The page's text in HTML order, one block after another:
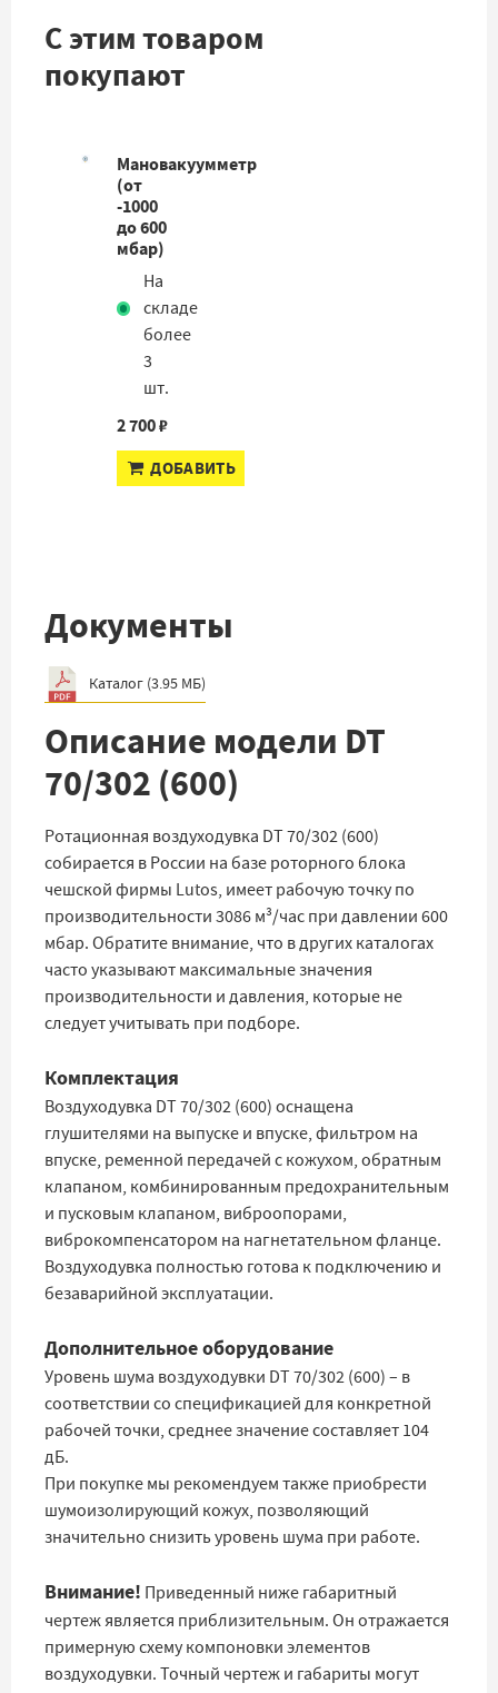
С этим товаром
покупают
Мановакуумметр
(от
-1000
до 600
мбар)
На
складе
более
3
шт.
2 700 ₽
ДОБАВИТЬ
Документы
Каталог (3.95 МБ)
Описание модели DT
70/302 (600)
Ротационная воздуходувка DT 70/302 (600)
собирается в России на базе роторного блока
чешской фирмы Lutos, имеет рабочую точку по
производительности 3086 м³/час при давлении 600
мбар. Обратите внимание, что в других каталогах
часто указывают максимальные значения
производительности и давления, которые не
следует учитывать при подборе.
Комплектация
Воздуходувка DT 70/302 (600) оснащена
глушителями на выпуске и впуске, фильтром на
впуске, ременной передачей с кожухом, обратным
клапаном, комбинированным предохранительным
и пусковым клапаном, виброопорами,
виброкомпенсатором на нагнетательном фланце.
Воздуходувка полностью готова к подключению и
безаварийной эксплуатации.
Дополнительное оборудование
Уровень шума воздуходувки DT 70/302 (600) – в
соответствии со спецификацией для конкретной
рабочей точки, среднее значение составляет 104
дБ.
При покупке мы рекомендуем также приобрести
шумоизолирующий кожух, позволяющий
значительно снизить уровень шума при работе.
Внимание! Приведенный ниже габаритный
чертеж является приблизительным. Он отражается
примерную схему компоновки элементов
воздуходувки. Точный чертеж и габариты могут